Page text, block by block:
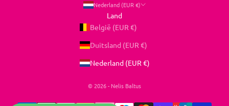
Nederland (EUR €)
Land
België (EUR €)
Duitsland (EUR €)
Nederland (EUR €)
© 2026 - Nelis Baltus